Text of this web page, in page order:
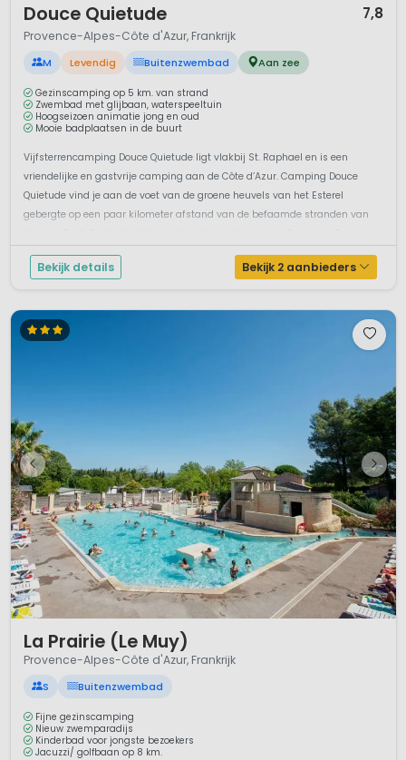
Douce Quietude 7,8
Provence-Alpes-Côte d'Azur, Frankrijk
M Levendig Buitenzwembad Aan zee
Gezinscamping op 5 km. van strand
Zwembad met glijbaan, waterspeeltuin
Hoogseizoen animatie jong en oud
Mooie badplaatsen in de buurt
Vijfsterrencamping Douce Quietude ligt vlakbij St. Raphael en is een
vriendelijke en gastvrije camping aan de Côte d’Azur. Camping Douce
Quietude vind je aan de voet van de groene heuvels van het Esterel
gebergte op een paar kilometer afstand van de befaamde stranden van
Quiètude i...
Bekijk details Bekijk 2 aanbieders
La Prairie (Le Muy)
Provence-Alpes-Côte d'Azur, Frankrijk
S Buitenzwembad
Fijne gezinscamping
Nieuw zwemparadijs
Kinderbad voor jongste bezoekers
Jacuzzi/ golfbaan op 8 km.